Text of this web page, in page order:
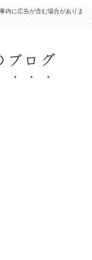
内に広告が含む場合がありま
ブログ